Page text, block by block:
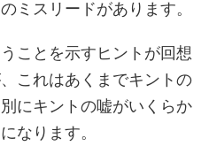
ミスリードがあります。
ことを示すヒントが回想
これはあくまでキントの
にキントの嘘がいくらか
なります。